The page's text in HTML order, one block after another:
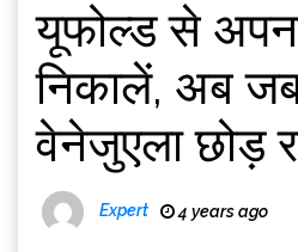
यूफोल्ड से
निकालें, अब
वेनेजुएला छोड़
Expert 4 years ago